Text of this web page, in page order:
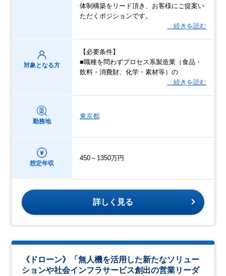
体制構築をリード頂き、お客様にご提案い
ただくポジションです。
…続きを読む
対象となる方
【必要条件】
■職種を問わずプロセス系製造業（食品・
飲料・消費財、化学・素材等）の
…続きを読む
勤務地
東京都
想定年収
450～1350万円
詳しく見る
《ドローン》「無人機を活用した新たなソリュー
ションや社会インフラサービス創出の営業リーダ